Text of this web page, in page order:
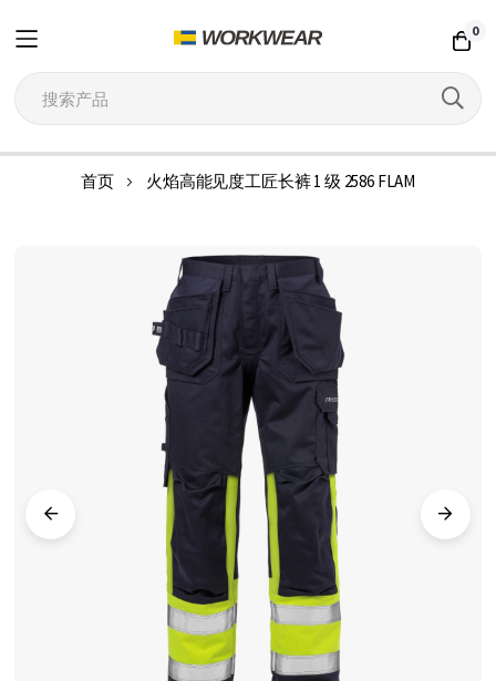
0
首页 火焰高能见度工匠长裤 1 级 2586 FLAM